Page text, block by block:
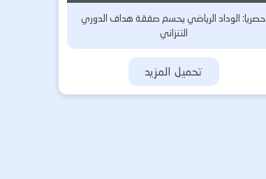
حصريا: الوداد الرياضي يحسم صفقة هداف الدوري
التنزاني
تحميل المزيد